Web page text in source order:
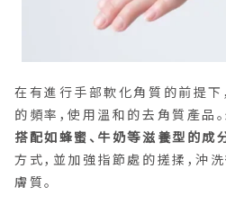
在有進行手部軟化角質的前提下
的頻率，使用溫和的去角質產品
搭配如蜂蜜、牛奶等滋養型的成
方式，並加強指節處的搓揉，沖
膚質。